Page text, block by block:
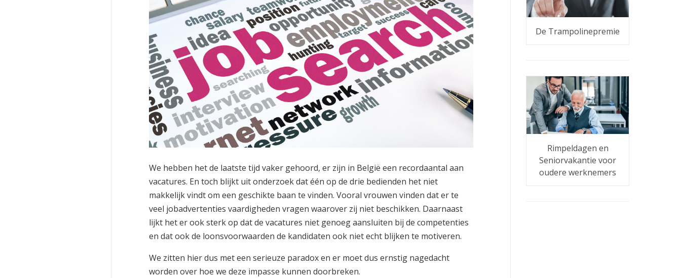
We hebben het de laatste tijd vaker gehoord, er zijn in België een recordaantal aan
vacatures. En toch blijkt uit onderzoek dat één op de drie bedienden het niet
makkelijk vindt om een geschikte baan te vinden. Vooral vrouwen vinden dat er te
veel jobadvertenties vaardigheden vragen waarover zij niet beschikken. Daarnaast
lijkt het er ook sterk op dat de vacatures niet genoeg aansluiten bij de competenties
en dat ook de loonsvoorwaarden de kandidaten ook niet echt blijken te motiveren.
We zitten hier dus met een serieuze paradox en er moet dus ernstig nagedacht
worden over hoe we deze impasse kunnen doorbreken.
De Trampolinepremie
Rimpeldagen en
Seniorvakantie voor
oudere werknemers